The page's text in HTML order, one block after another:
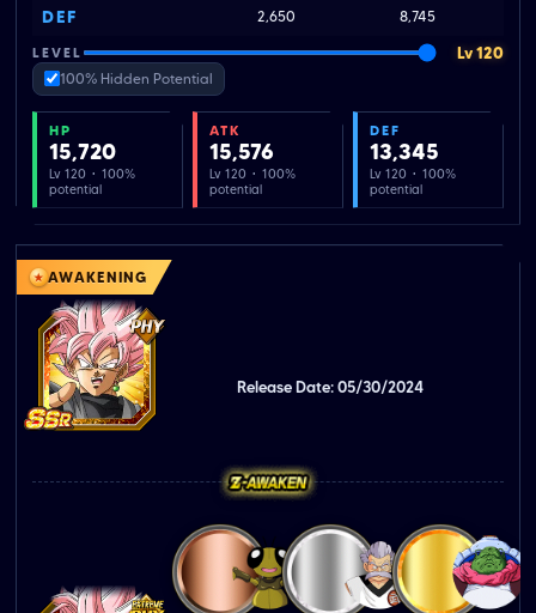
DEF 2,650 8,745
LEVEL Lv 120
100% Hidden Potential
HP
15,720
Lv 120 · 100%
potential
ATK
15,576
Lv 120 · 100%
potential
DEF
13,345
Lv 120 · 100%
potential
AWAKENING
Release Date: 05/30/2024